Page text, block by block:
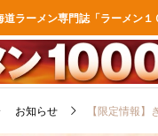
道ラーメン専門誌「ラーメン１
お知らせ 【限定情報